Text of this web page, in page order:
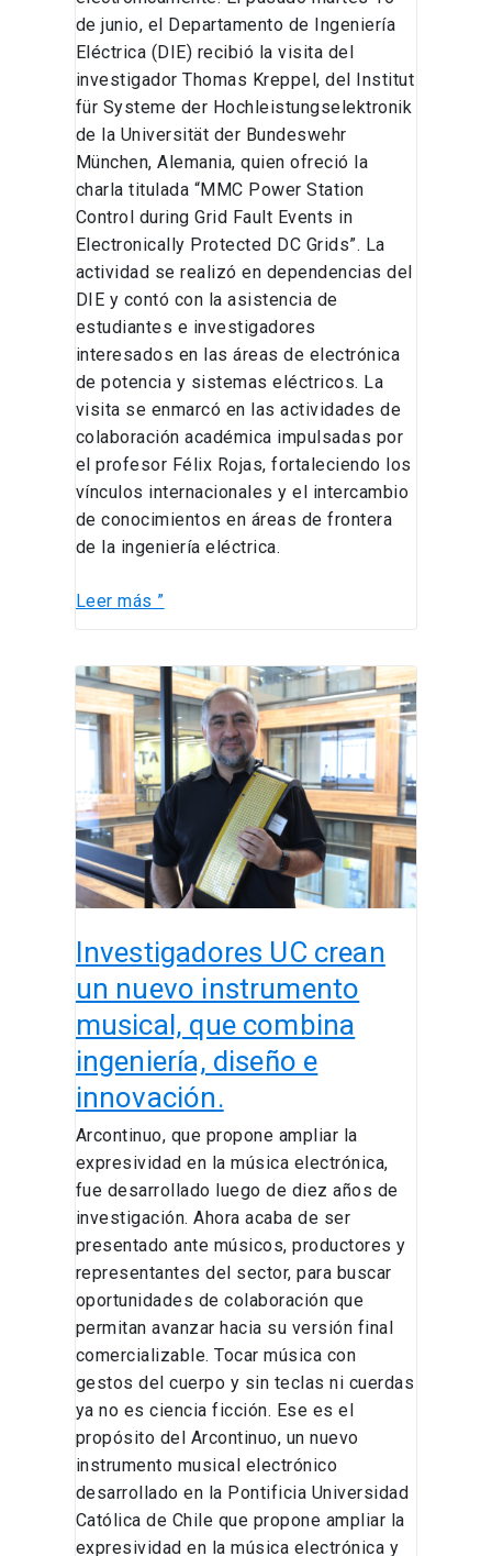
de junio, el Departamento de Ingeniería
Eléctrica (DIE) recibió la visita del
investigador Thomas Kreppel, del Institut
für Systeme der Hochleistungselektronik
de la Universität der Bundeswehr
München, Alemania, quien ofreció la
charla titulada “MMC Power Station
Control during Grid Fault Events in
Electronically Protected DC Grids”. La
actividad se realizó en dependencias del
DIE y contó con la asistencia de
estudiantes e investigadores
interesados en las áreas de electrónica
de potencia y sistemas eléctricos. La
visita se enmarcó en las actividades de
colaboración académica impulsadas por
el profesor Félix Rojas, fortaleciendo los
vínculos internacionales y el intercambio
de conocimientos en áreas de frontera
de la ingeniería eléctrica.
Leer más ”
Investigadores UC crean
un nuevo instrumento
musical, que combina
ingeniería, diseño e
innovación.
Arcontinuo, que propone ampliar la
expresividad en la música electrónica,
fue desarrollado luego de diez años de
investigación. Ahora acaba de ser
presentado ante músicos, productores y
representantes del sector, para buscar
oportunidades de colaboración que
permitan avanzar hacia su versión final
comercializable. Tocar música con
gestos del cuerpo y sin teclas ni cuerdas
ya no es ciencia ficción. Ese es el
propósito del Arcontinuo, un nuevo
instrumento musical electrónico
desarrollado en la Pontificia Universidad
Católica de Chile que propone ampliar la
expresividad en la música electrónica y
Investigadores
UC
crean
nuevo
instrumento
musical,
que
combina
diseño
e
innovación.